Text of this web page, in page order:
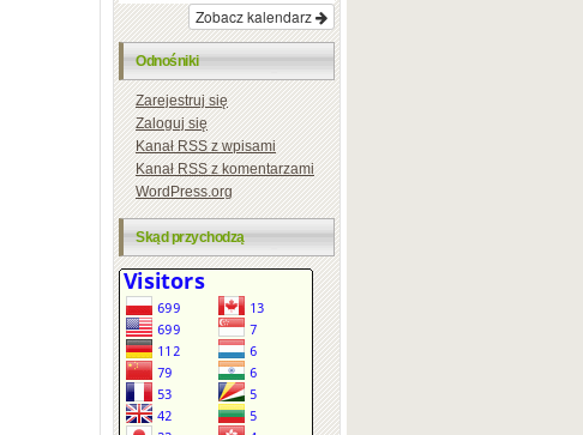
Zobacz kalendarz
Odnośniki
Zarejestruj się
Zaloguj się
KanałRSSz wpisami
KanałRSSz komentarzami
WordPress.org
Skąd przychodzą